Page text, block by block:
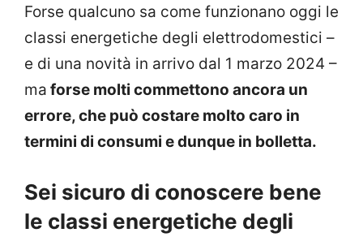
Forse qualcuno sa come funzionano oggi le
classi energetiche degli elettrodomestici –
e di una novità in arrivo dal 1 marzo 2024 –
ma forse molti commettono ancora un
errore, che può costare molto caro in
termini di consumi e dunque in bolletta.
Sei sicuro di conoscere bene
le classi energetiche degli